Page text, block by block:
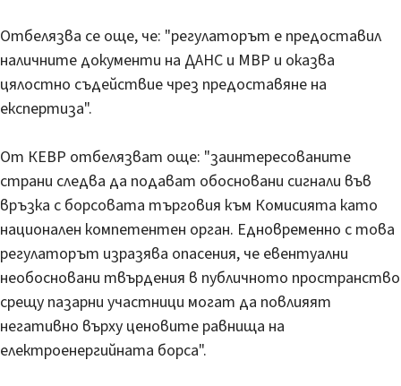
Отбелязва се още, че: "регулаторът е предоставил
наличните документи на ДАНС и МВР и оказва
цялостно съдействие чрез предоставяне на
експертиза".
От КЕВР отбелязват още: "заинтересованите
страни следва да подават обосновани сигнали във
връзка с борсовата търговия към Комисията като
национален компетентен орган. Едновременно с това
регулаторът изразява опасения, че евентуални
необосновани твърдения в публичното пространство
срещу пазарни участници могат да повлияят
негативно върху ценовите равнища на
електроенергийната борса".